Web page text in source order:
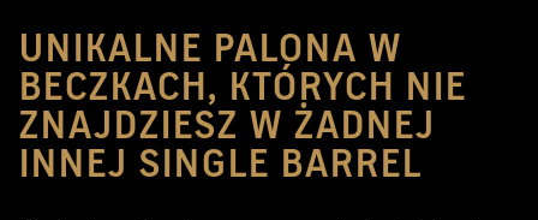
UNIKALNE PALONA W
BECZKACH, KTÓRYCH NIE
ZNAJDZIESZ W ŻADNEJ
INNEJ SINGLE BARREL